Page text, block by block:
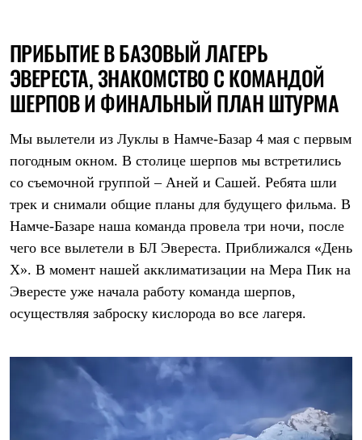
Брюки
Жилеты
Термобелье
Теплое термобелье
Среднее термобелье
Лёгкая одежда
Футболки
Толстовки
Брюки
Шорты
Женская одежда
Утепленная пухом
Куртки
Брюки
Жилеты
Утепленная синтетикой
Штормовая одежда
Софтшелл одежда
ПРИБЫТИЕ В БАЗОВЫЙ ЛАГЕРЬ
ЭВЕРЕСТА, ЗНАКОМСТВО С КОМАНДОЙ
ШЕРПОВ И ФИНАЛЬНЫЙ ПЛАН ШТУРМА
Мы вылетели из Луклы в Намче-Базар 4 мая с первым
погодным окном. В столице шерпов мы встретились
со съемочной группой – Аней и Сашей. Ребята шли
трек и снимали общие планы для будущего фильма. В
Намче-Базаре наша команда провела три ночи, после
чего все вылетели в БЛ Эвереста. Приближался «День
Х». В момент нашей акклиматизации на Мера Пик на
Эвересте уже начала работу команда шерпов,
осуществляя заброску кислорода во все лагеря.